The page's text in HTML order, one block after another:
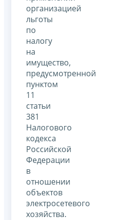
организацией
льготы
по
налогу
на
имущество,
предусмотренной
пунктом
11
статьи
381
Налогового
кодекса
Российской
Федерации
в
отношении
объектов
электросетевого
хозяйства.